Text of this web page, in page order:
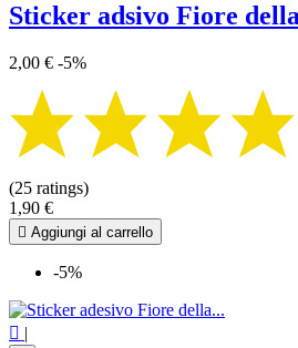
Sticker adsivo Fiore
2,00 € -5%
(25 ratings)
1,90 €
 Aggiungi al carrello
-5%
 |